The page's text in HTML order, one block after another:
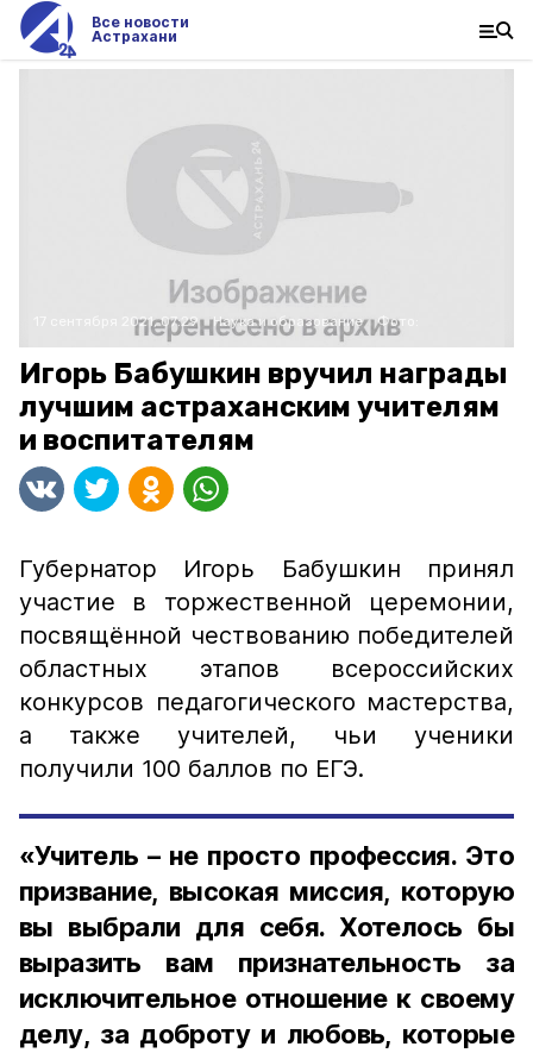
Все новости
Астрахани
17 сентября 2021, 07:29 Наука и образование Фото:
Игорь Бабушкин вручил награды
лучшим астраханским учителям
и воспитателям
Губернатор Игорь Бабушкин принял
участие в торжественной церемонии,
посвящённой чествованию победителей
областных этапов всероссийских
конкурсов педагогического мастерства,
а также учителей, чьи ученики
получили 100 баллов по ЕГЭ.
«Учитель – не просто профессия. Это
призвание, высокая миссия, которую
вы выбрали для себя. Хотелось бы
выразить вам признательность за
исключительное отношение к своему
делу, за доброту и любовь, которые